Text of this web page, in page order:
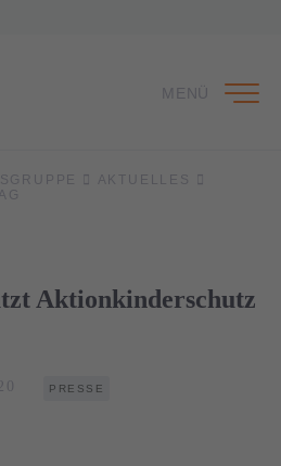
MENÜ
AKTUELLES
Aktionkinderschutz
PRESSE